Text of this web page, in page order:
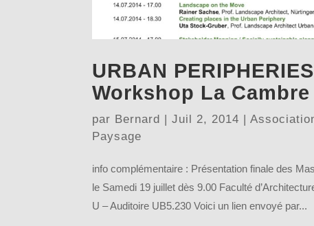
URBAN
Workshop La
par Bernard |Juil 2, 2014 |
Paysage
info complémentaire : Présentation finale des
le Samedi 19 juillet dès 9.00 Faculté
U – Auditoire UB5.230 Voici un lien envoyé par...